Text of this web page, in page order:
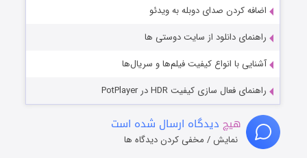
اضافه کردن صدای دوبله به ویدئو
راهنمای دانلود از سایت دوستی ها
آشنایی با انواع کیفیت فیلم‌ها و سریال‌ها
راهنمای فعال سازی کیفیت HDR در PotPlayer
هیچ دیدگاه ارسال شده است
نمایش / مخفی کردن دیدگاه ها